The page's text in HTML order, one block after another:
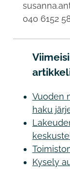
040 6152
Vuoden
haku
Kysely